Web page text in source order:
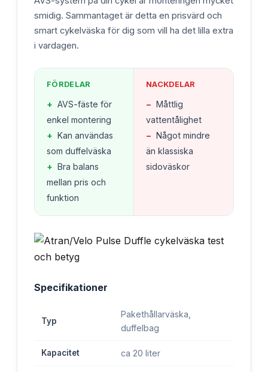
smidig. Sammantaget är detta en prisvärd och
smart cykelväska för dig som vill ha det lilla extra
i vardagen.
FÖRDELAR
+ AVS-fäste för
enkel montering
+ Kan användas
som duffelväska
+ Bra balans
mellan pris och
funktion
NACKDELAR
− Måttlig
vattentålighet
− Något mindre
än klassiska
sidoväskor
Specifikationer
Typ
Pakethållarväska,
duffelbag
Kapacitet ca 20 liter